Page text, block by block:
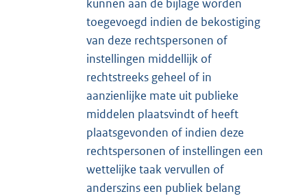
kunnen aan de bijlage worden
toegevoegd indien de bekostiging
van deze rechtspersonen of
instellingen middellijk of
rechtstreeks geheel of in
aanzienlijke mate uit publieke
middelen plaatsvindt of heeft
plaatsgevonden of indien deze
rechtspersonen of instellingen een
wettelijke taak vervullen of
anderszins een publiek belang